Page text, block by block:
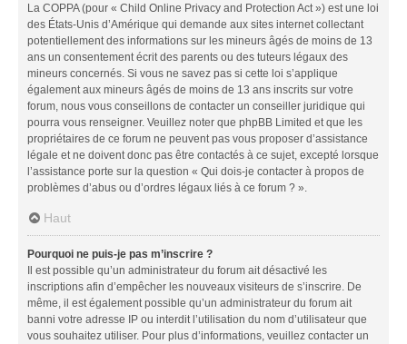
La COPPA (pour « Child Online Privacy and Protection Act ») est une loi
des États-Unis d’Amérique qui demande aux sites internet collectant
potentiellement des informations sur les mineurs âgés de moins de 13
ans un consentement écrit des parents ou des tuteurs légaux des
mineurs concernés. Si vous ne savez pas si cette loi s’applique
également aux mineurs âgés de moins de 13 ans inscrits sur votre
forum, nous vous conseillons de contacter un conseiller juridique qui
pourra vous renseigner. Veuillez noter que phpBB Limited et que les
propriétaires de ce forum ne peuvent pas vous proposer d’assistance
légale et ne doivent donc pas être contactés à ce sujet, excepté lorsque
l’assistance porte sur la question « Qui dois-je contacter à propos de
problèmes d’abus ou d’ordres légaux liés à ce forum ? ».
Haut
Pourquoi ne puis-je pas m’inscrire ?
Il est possible qu’un administrateur du forum ait désactivé les
inscriptions afin d’empêcher les nouveaux visiteurs de s’inscrire. De
même, il est également possible qu’un administrateur du forum ait
banni votre adresse IP ou interdit l’utilisation du nom d’utilisateur que
vous souhaitez utiliser. Pour plus d’informations, veuillez contacter un